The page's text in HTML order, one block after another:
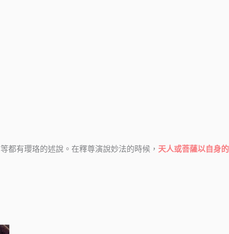
都有瓔珞的述說。在釋尊演說妙法的時候， 天人或菩薩以自身